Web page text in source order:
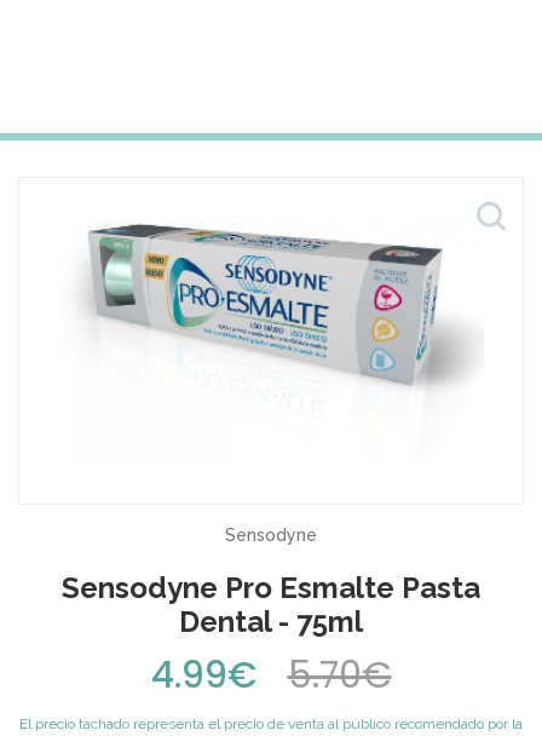
Sensodyne
Sensodyne Pro Esmalte Pasta
Dental - 75ml
4.99€ 5.70€
El precio tachado representa el precio de venta al público recomendado por la